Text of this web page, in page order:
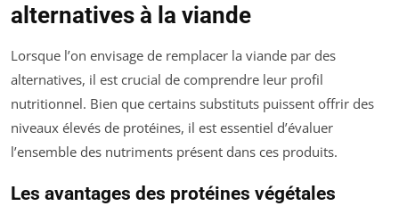
alternatives à la viande
Lorsque l’on envisage de remplacer la viande par des
alternatives, il est crucial de comprendre leur profil
nutritionnel. Bien que certains substituts puissent offrir des
niveaux élevés de protéines, il est essentiel d’évaluer
l’ensemble des nutriments présent dans ces produits.
Les avantages des protéines végétales